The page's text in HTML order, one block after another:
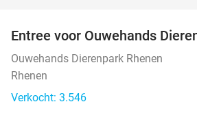
Entree voor Ouwehands
Ouwehands Dierenpark Rhenen
Rhenen
Verkocht: 3.546